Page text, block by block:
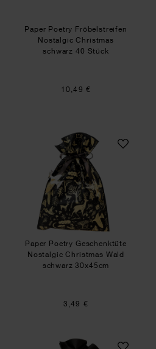
Paper Poetry Fröbelstreifen
Nostalgic Christmas
schwarz 40 Stück
10,49 €
Stempelset Nostalgic Christmas
Paper Poetry
Paper Poetry Geschenktüte
Nostalgic Christmas Wald
schwarz 30x45cm
3,49 €
Geschenkpapier Nostalgic
Paper Poetry